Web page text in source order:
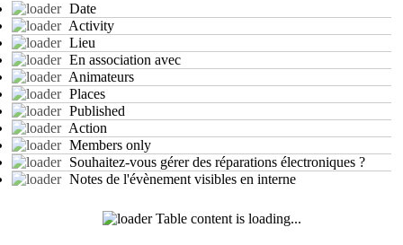
Date
Activity
Lieu
En association avec
Animateurs
Places
Published
Action
Members only
Souhaitez-vous gérer des réparations électroniques ?
Notes de l'évènement visibles en interne
Table content is loading...